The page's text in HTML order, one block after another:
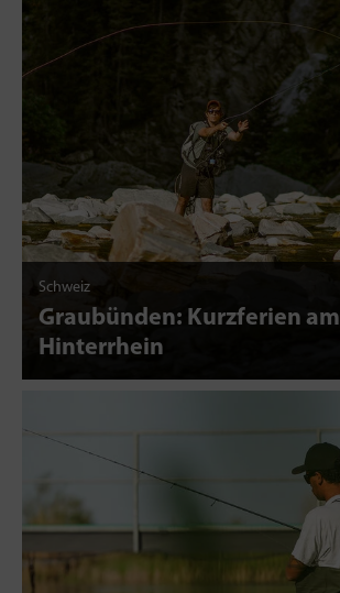
Schweiz
Graubünden: Kurzferien am
Hinterrhein